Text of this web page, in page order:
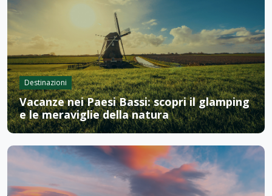
Destinazioni
Vacanze nei Paesi Bassi: scopri il glamping
e le meraviglie della natura